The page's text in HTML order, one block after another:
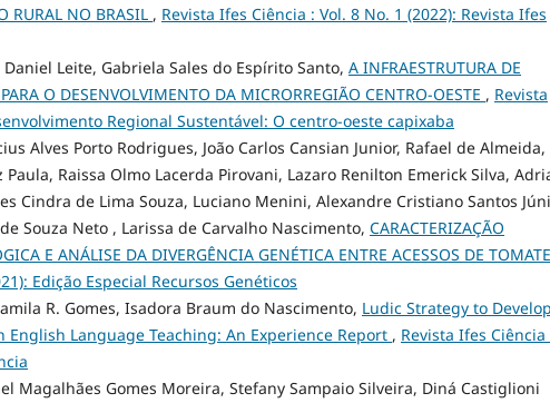
RURAL NO BRASIL , Revista Ifes Ciência : Vol. 8 No. 1 (2022): Revista Ifes
Leite, Gabriela Sales do Espírito Santo, A INFRAESTRUTURA DE
O DESENVOLVIMENTO DA MICRORREGIÃO CENTRO-OESTE , Revista
Regional Sustentável: O centro-oeste capixaba
Alves Porto Rodrigues, João Carlos Cansian Junior, Rafael de
Raissa Olmo Lacerda Pirovani, Lazaro Renilton Emerick Silva,
Cindra de Lima Souza, Luciano Menini, Alexandre Cristiano Santos
Souza Neto , Larissa de Carvalho Nascimento, CARACTERIZAÇÃO
E ANÁLISE DA DIVERGÊNCIA GENÉTICA ENTRE ACESSOS DE TOMATE
Edição Especial Recursos Genéticos
R. Gomes, Isadora Braum do Nascimento, Ludic Strategy to Develop
English Language Teaching: An Experience Report , Revista Ifes Ciência
Magalhães Gomes Moreira, Stefany Sampaio Silveira, Diná Castiglioni